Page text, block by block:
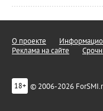
О проекте
Реклама на сайте
18+ © 2006-2026